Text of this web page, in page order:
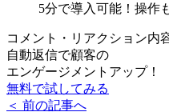
5分で導入可能！ 操作
コメント・リアクション内
自動返信で顧客の
エンゲージメントアップ！
無料で試してみる
＜ 前の記事へ